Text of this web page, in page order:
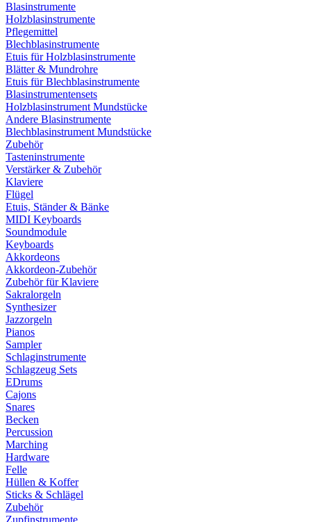
Blasinstrumente
Holzblasinstrumente
Pflegemittel
Blechblasinstrumente
Etuis für Holzblasinstrumente
Blätter & Mundrohre
Etuis für Blechblasinstrumente
Blasinstrumentensets
Holzblasinstrument Mundstücke
Andere Blasinstrumente
Blechblasinstrument Mundstücke
Zubehör
Tasteninstrumente
Verstärker & Zubehör
Klaviere
Flügel
Etuis, Ständer & Bänke
MIDI Keyboards
Soundmodule
Keyboards
Akkordeons
Akkordeon-Zubehör
Zubehör für Klaviere
Sakralorgeln
Synthesizer
Jazzorgeln
Pianos
Sampler
Schlaginstrumente
Schlagzeug Sets
EDrums
Cajons
Snares
Becken
Percussion
Marching
Hardware
Felle
Hüllen & Koffer
Sticks & Schlägel
Zubehör
Zupfinstrumente